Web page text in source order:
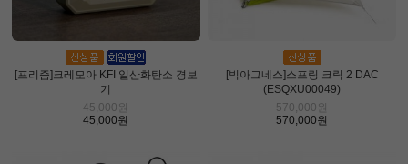
[프리즘]크레모아 KFI 일산화탄소 경보
기
45,000원
45,000원
[빅아그네스]스프링 크릭 2 DAC
(ESQXU00049)
570,000원
570,000원